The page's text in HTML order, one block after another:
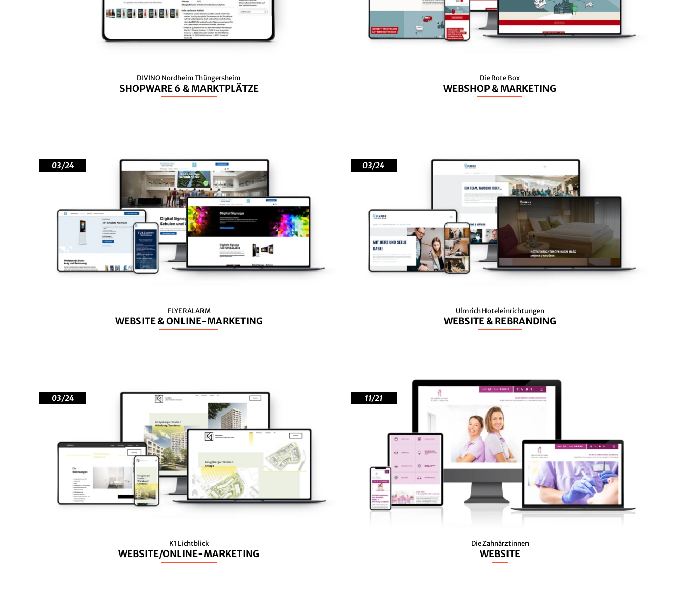
DIVINO Nordheim Thüngersheim
SHOPWARE 6 & MARKTPLÄTZE
Die Rote Box
WEBSHOP & MARKETING
03/24
FLYERALARM
WEBSITE & ONLINE-MARKETING
03/24
Ulmrich Hoteleinrichtungen
WEBSITE & REBRANDING
03/24
K1 Lichtblick
WEBSITE/ONLINE-MARKETING
11/21
Die Zahnärztinnen
WEBSITE